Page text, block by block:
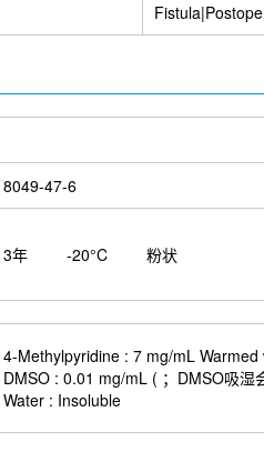
Complications
8049-47-6
3年 -20°C 粉状
4-Methylpyridine : 7 mg/mL
DMSO : 0.01 mg/mL ( ；DMSO吸湿
Water : Insoluble